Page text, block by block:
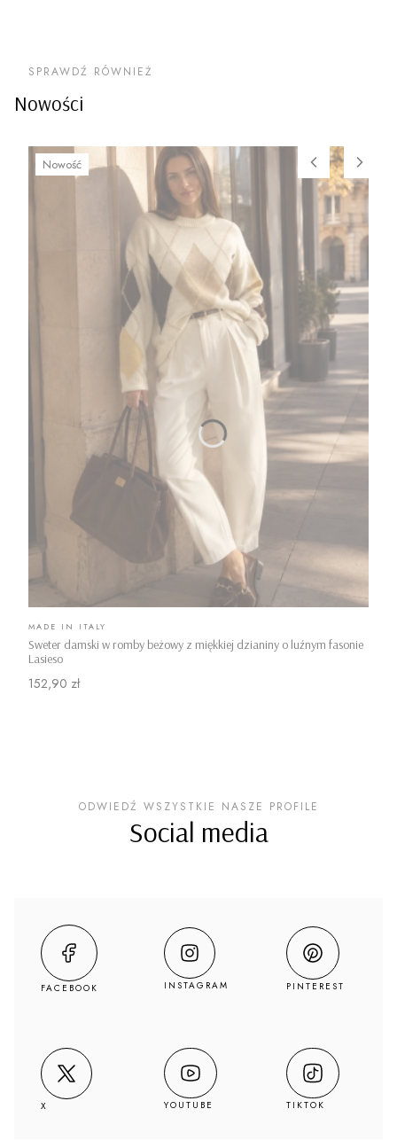
Nowości
SPRAWDŹ RÓWNIEŻ
Nowość
Sweter damski w romby beżowy z miękkiej dzianiny o luźnym fasonie
Lasieso
PRODUCENT
MADE IN ITALY
Cena
152,90 zł
ODWIEDŹ WSZYSTKIE NASZE PROFILE
Social media
FACEBOOK INSTAGRAM PINTEREST
X YOUTUBE TIKTOK